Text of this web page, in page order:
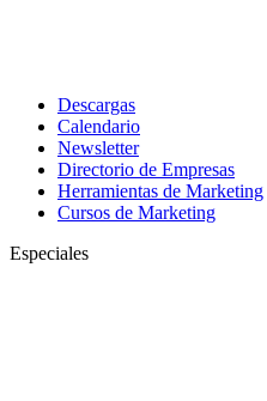
Descargas
Calendario
Newsletter
Directorio de Empresas
Herramientas de Marketing
Cursos de Marketing
Especiales